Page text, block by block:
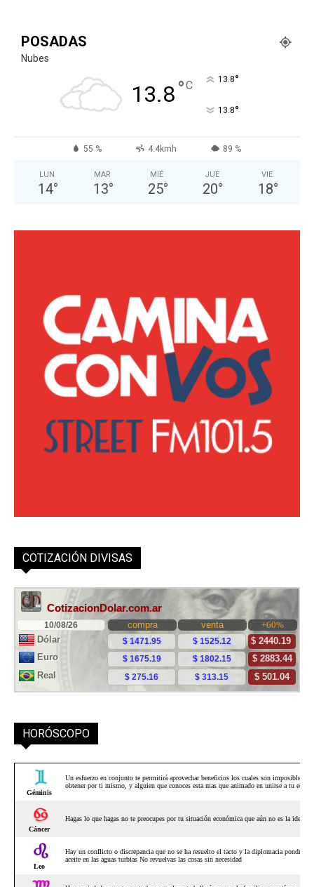
POSADAS
Nubes
13.8°C 13.8°
13.8°
55 % 4.4kmh 89 %
LUN
14°
MAR
13°
MIÉ
25°
JUE
20°
VIE
18°
COTIZACIÓN DIVISAS
HORÓSCOPO